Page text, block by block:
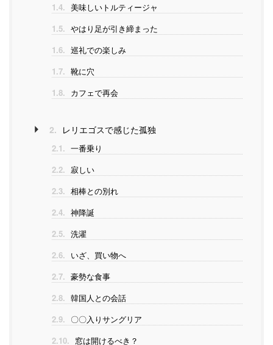
1.4. 美味しいトルティージャ
1.5. やはり足が引き締まった
1.6. 巡礼での楽しみ
1.7. 靴に穴
1.8. カフェで再会
2. レリエゴスで感じた孤独
2.1. 一番乗り
2.2. 寂しい
2.3. 相棒との別れ
2.4. 神降誕
2.5. 洗濯
2.6. いざ、買い物へ
2.7. 豪勢な食事
2.8. 韓国人との会話
2.9. 〇〇入りサングリア
2.10. 窓は開けるべき？